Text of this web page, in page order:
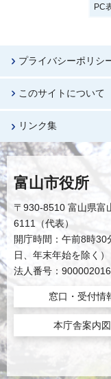
PC
プライバシーポリシ
このサイトについて
リンク集
富山市役所
〒930-8510 富山県
6111（代表）
開庁時間：午前8時
日、年末年始を除く）
法人番号：
窓口・受付情
本庁舎案内図